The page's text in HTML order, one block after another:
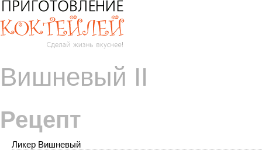
Вишневый II
Рецепт
Ликер Вишневый